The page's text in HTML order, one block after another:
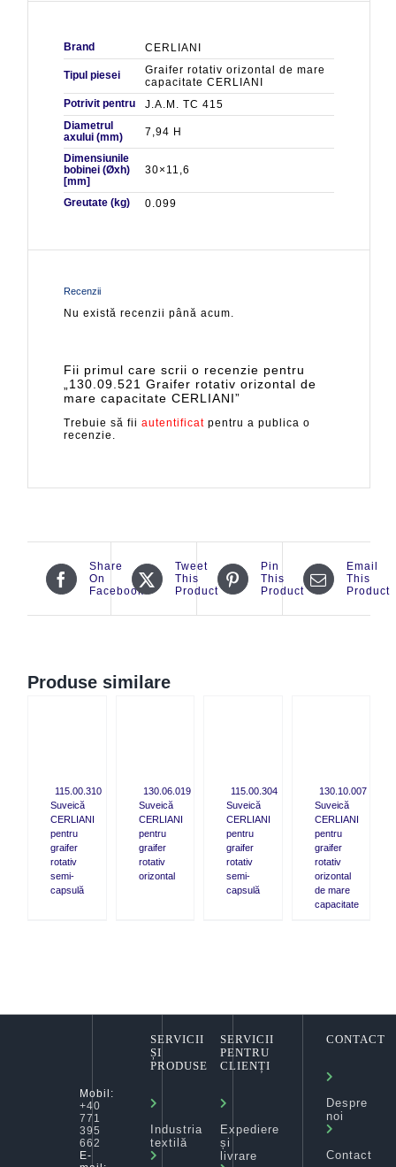
Brand CERLIANI
Tipul piesei
Graifer rotativ orizontal de mare
capacitate CERLIANI
Potrivit pentru
J.A.M. TC 415
Diametrul
axului (mm)
7,94 H
Dimensiunile
bobinei (Øxh)
[mm]
30×11,6
Greutate (kg) 0.099
Recenzii
Nu există recenzii până acum.
Fii primul care scrii o recenzie pentru
„130.09.521 Graifer rotativ orizontal de
mare capacitate CERLIANI”
Trebuie să fii autentificat pentru a publica o
recenzie.
Share
On
Facebook
Tweet
This
Product
Pin
This
Product
Email
This
Product
Produse similare
115.00.310
Suveică
CERLIANI
pentru
graifer
rotativ
semi-
capsulă
130.06.019
Suveică
CERLIANI
pentru
graifer
rotativ
orizontal
115.00.304
Suveică
CERLIANI
pentru
graifer
rotativ
semi-
capsulă
130.10.007
Suveică
CERLIANI
pentru
graifer
rotativ
orizontal
de mare
capacitate
Mobil:
+40
771
395
662
E-
SERVICII
ȘI
PRODUSE
Industria
textilă
SERVICII
PENTRU
CLIENȚI
Expediere
și
livrare
CONTACT
Despre
noi
Contact